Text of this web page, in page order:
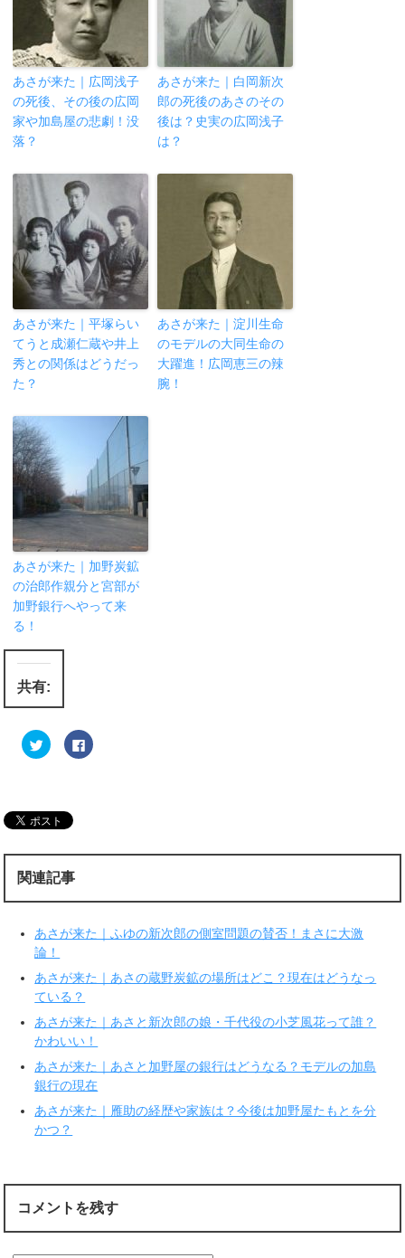
あさが来た｜広岡浅子
の死後、その後の広岡
家や加島屋の悲劇！没
落？
あさが来た｜白岡新次
郎の死後のあさのその
後は？史実の広岡浅子
は？
あさが来た｜平塚らい
てうと成瀬仁蔵や井上
秀との関係はどうだっ
た？
あさが来た｜淀川生命
のモデルの大同生命の
大躍進！広岡恵三の辣
腕！
あさが来た｜加野炭鉱
の治郎作親分と宮部が
加野銀行へやって来
る！
共有:
ク
リ
w
i
e
r
で
有
新
し
い
ウ
ン
ド
ウ
開
き
ま
)
F
a
す
ク
ッ
ク
く
だ
新
し
い
ィ
ン
ド
で
開
関連記事
あさが来た｜ふゆの新次郎の側室問題の賛否！まさに大激
論！
あさが来た｜あさの蔵野炭鉱の場所はどこ？現在はどうなっ
ている？
あさが来た｜あさと新次郎の娘・千代役の小芝風花って誰？
かわいい！
あさが来た｜あさと加野屋の銀行はどうなる？モデルの加島
銀行の現在
あさが来た｜雁助の経歴や家族は？今後は加野屋たもとを分
かつ？
コメントを残す